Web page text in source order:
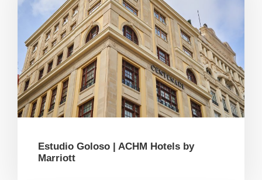
Estudio Goloso | ACHM Hotels by
Marriott